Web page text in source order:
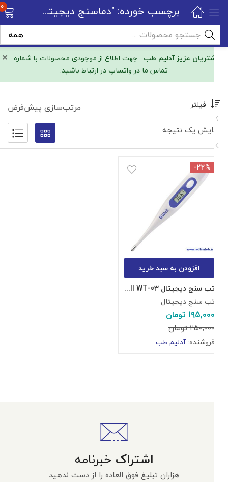
× مشتریان عزیز آدلیم طبجهت اطلاع از موجودی محصولات با شماره
تماس ما در واتساپ در ارتباط باشید.
برچسب خورده: "دماسنج دیجیتالی B.Well" 0
نمایش یک نتیجه
فیلتر مرتب‌سازی پیش‌فرض
افزودن به سبد خرید
-۲۲%
تب سنج دیجیتال bwell WT-03
تب سنج دیجیتال
۱۹۵,۰۰۰تومان
۲۵۰,۰۰۰تومان
فروشنده:آدلیم طب
اشتراکخبرنامه
هزاران تبلیغ فوق العاده را از دست ندهید